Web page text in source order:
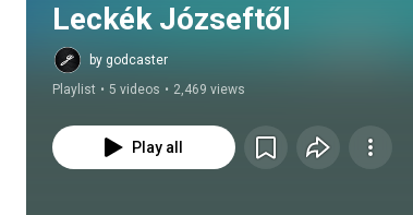
Leckék Józseftől
by godcaster
Playlist • 5 videos • 2,469 views
Play all